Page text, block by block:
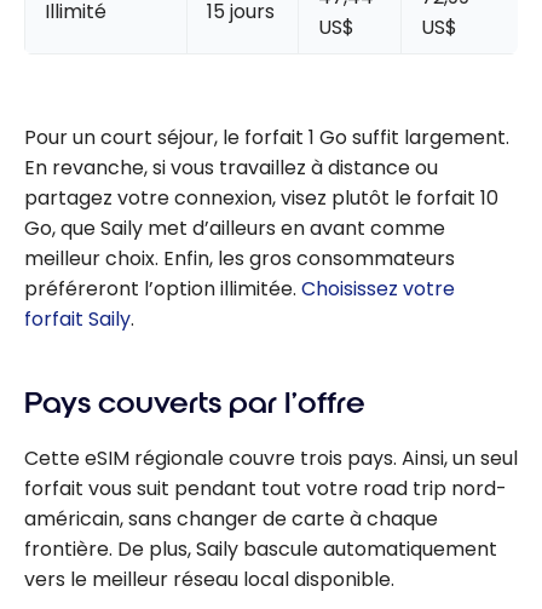
Illimité 15 jours
US$
US$
Pour un court séjour, le forfait 1 Go suffit largement.
En revanche, si vous travaillez à distance ou
partagez votre connexion, visez plutôt le forfait 10
Go, que Saily met d’ailleurs en avant comme
meilleur choix. Enfin, les gros consommateurs
préféreront l’option illimitée. Choisissez votre
forfait Saily.
Pays couverts par l’offre
Cette eSIM régionale couvre trois pays. Ainsi, un seul
forfait vous suit pendant tout votre road trip nord-
américain, sans changer de carte à chaque
frontière. De plus, Saily bascule automatiquement
vers le meilleur réseau local disponible.